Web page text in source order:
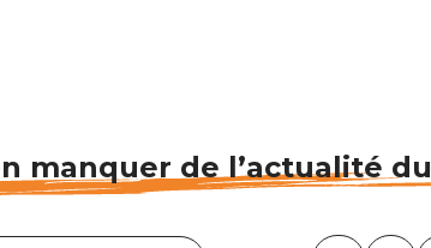
manquer de l’actualité du